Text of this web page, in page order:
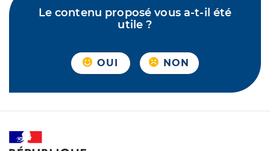
Le contenu proposé vous a-t-il été
utile ?
OUI NON